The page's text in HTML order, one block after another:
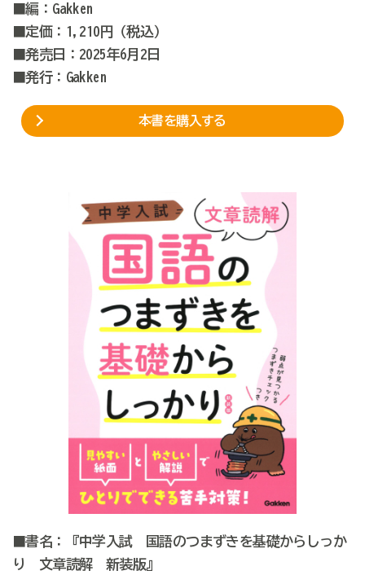
■編：Gakken
■定価：1,210円（税込）
■発売日：2025年6月2日
■発行：Gakken
本書を購入する
■書名：『中学入試 国語のつまずきを基礎からしっか
り 文章読解 新装版』